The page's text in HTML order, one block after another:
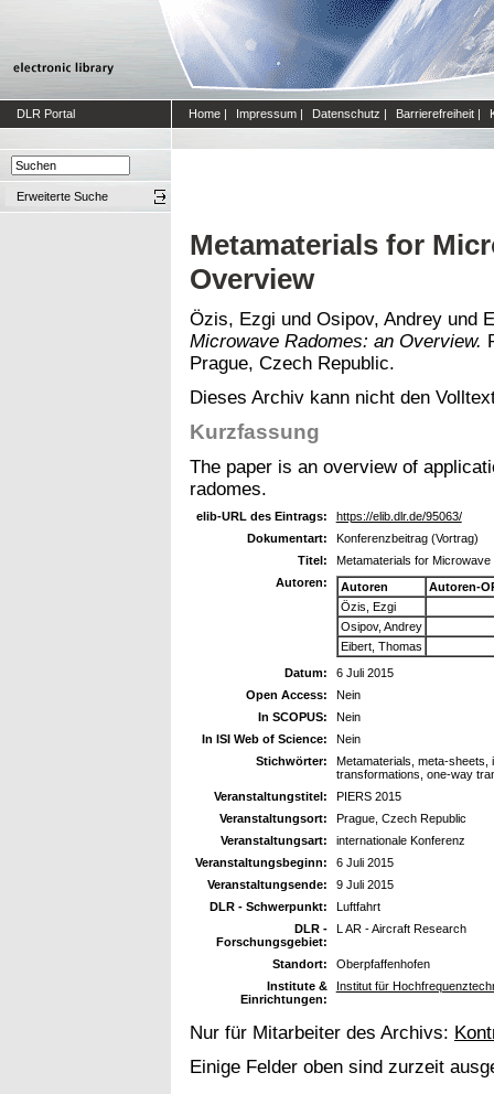
DLR Portal Home | Impressum | Datenschutz | Barrierefreiheit |
Erweiterte Suche
Metamaterials for
Overview
Özis, Ezgi und Osipov, Andrey und
Microwave Radomes: an Overview.
Prague, Czech Republic.
Dieses Archiv kann nicht den
Kurzfassung
The paper is an overview of
radomes.
elib-URL des Eintrags:
https://elib.dlr.de/95063/
Dokumentart:
Konferenzbeitrag (Vortrag)
Titel:
Metamaterials for
Autoren:
Autoren
Autoren-
Özis, Ezgi
Osipov, Andrey
Eibert, Thomas
Datum:
6 Juli 2015
Open Access:
Nein
In SCOPUS:
Nein
In ISI Web of Science:
Nein
Stichwörter:
Metamaterials, meta-sheets,
transformations, one-way
Veranstaltungstitel:
PIERS 2015
Veranstaltungsort:
Prague, Czech Republic
Veranstaltungsart:
internationale Konferenz
Veranstaltungsbeginn:
6 Juli 2015
Veranstaltungsende:
9 Juli 2015
DLR - Schwerpunkt:
Luftfahrt
DLR -
Forschungsgebiet:
L AR - Aircraft Research
Standort:
Oberpfaffenhofen
Institute &
Einrichtungen:
Institut für
Nur für Mitarbeiter des Archivs:
Einige Felder oben sind zurzeit